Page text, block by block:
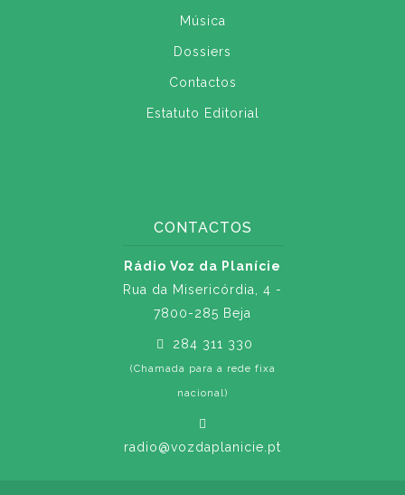
Música
Dossiers
Contactos
Estatuto Editorial
CONTACTOS
Rádio Voz da Planície
Rua da Misericórdia, 4 -
7800-285 Beja
284 311 330
(Chamada para a rede fixa
nacional)
radio@vozdaplanicie.pt